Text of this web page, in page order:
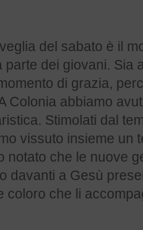
del sabato è il
parte dei giovani. Sia
di grazia,
Colonia abbiamo
Stimolati dal
vissuto insieme un
notato che le nuove
davanti a Gesù
coloro che li